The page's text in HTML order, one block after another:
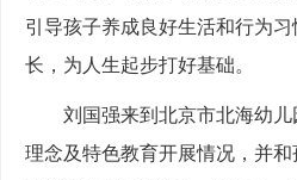
引导孩子养成良好生活和行为
长，为人生起步打好基础。
刘国强来到北京市北海幼儿
理念及特色教育开展情况，并